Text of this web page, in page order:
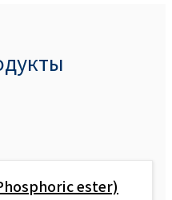
ester)